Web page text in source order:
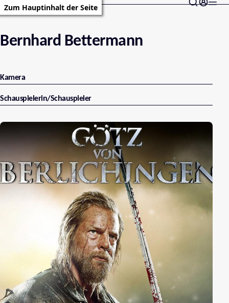
Zum Hauptinhalt der Seite
Bernhard Bettermann
Kamera
Schauspielerin/Schauspieler